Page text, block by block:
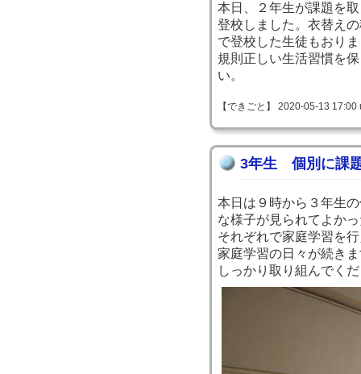
本日、２年生が課題を
登校しました。衣替え
で登校した生徒もおり
規則正しい生活習慣を
い。
【できごと】 2020-05-13 17:00
3年生 個別に課
本日は９時から３年生
な様子が見られてよか
それぞれで家庭学習を
家庭学習の日々が続き
しっかり取り組んでく